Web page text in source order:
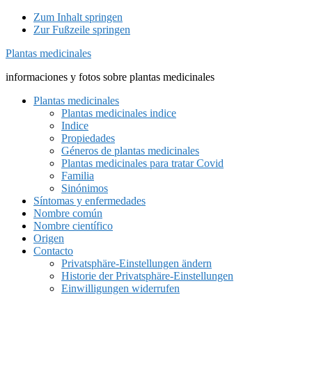
Zum Inhalt springen
Zur Fußzeile springen
Plantas medicinales
informaciones y fotos sobre plantas medicinales
Plantas medicinales
Plantas medicinales indice
Indice
Propiedades
Géneros de plantas medicinales
Plantas medicinales para tratar Covid
Familia
Sinónimos
Síntomas y enfermedades
Nombre común
Nombre científico
Origen
Contacto
Privatsphäre-Einstellungen ändern
Historie der Privatsphäre-Einstellungen
Einwilligungen widerrufen